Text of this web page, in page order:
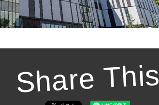
Share This